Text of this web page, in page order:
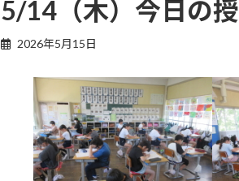
5/14（木）今日の
2026年5月15日